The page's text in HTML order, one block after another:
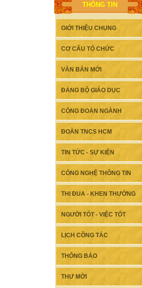
THÔNG TIN
GIỚI THIỆU CHUNG
CƠ CẤU TỔ CHỨC
VĂN BẢN MỚI
ĐẢNG BỘ GIÁO DỤC
CÔNG ĐOÀN NGÀNH
ĐOÀN TNCS HCM
TIN TỨC - SỰ KIỆN
CÔNG NGHỆ THÔNG TIN
THI ĐUA - KHEN THƯỞNG
NGƯỜI TỐT - VIỆC TỐT
LỊCH CÔNG TÁC
THÔNG BÁO
THƯ MỜI